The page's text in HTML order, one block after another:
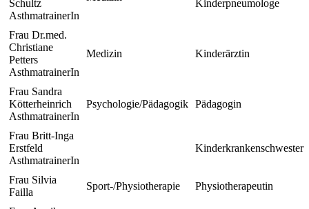
Schultz
AsthmatrainerIn
Kinderpneumologe
Frau Dr.med.
Christiane
Petters
AsthmatrainerIn
Medizin Kinderärztin
Frau Sandra
Kötterheinrich
AsthmatrainerIn
Psychologie/Pädagogik Pädagogin
Frau Britt-Inga
Erstfeld
AsthmatrainerIn
Kinderkrankenschwester
Frau Silvia
Failla
Sport-/Physiotherapie Physiotherapeutin